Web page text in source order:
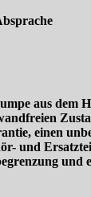
aus dem
einen
und
und